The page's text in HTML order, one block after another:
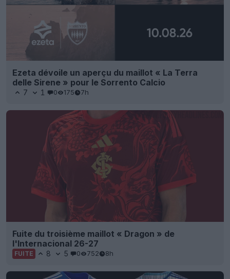
Ezeta dévoile un aperçu du maillot « La Terra
delle Sirene » pour le Sorrento Calcio
7 1 0 175 7h
Fuite du troisième maillot « Dragon » de
l'Internacional 26-27
FUITE 8 5 0 752 8h